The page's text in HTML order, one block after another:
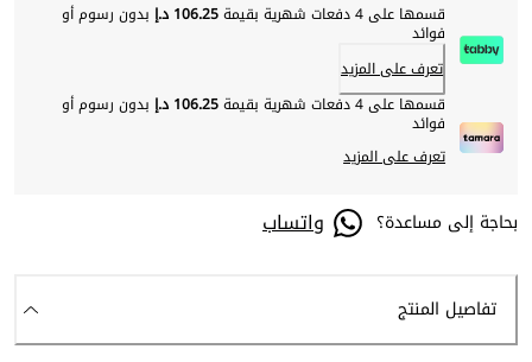
قسمها على 4 دفعات شهرية بقيمة 106.25 د.إ بدون رسوم أو
فوائد
تعرف على المزيد
قسمها على 4 دفعات شهرية بقيمة
106.25 د.إ بدون رسوم أو
فوائد
تعرف على المزيد
بحاجة إلى مساعدة؟ واتساب
تفاصيل المنتج